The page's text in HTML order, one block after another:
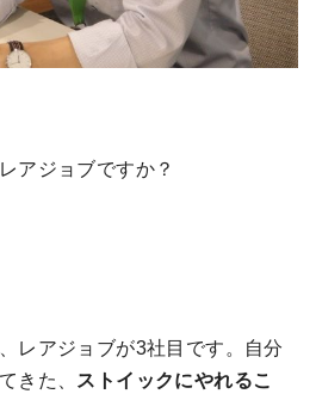
アジョブですか？
レアジョブが3社目です。自分
きた、 ストイックにやれるこ